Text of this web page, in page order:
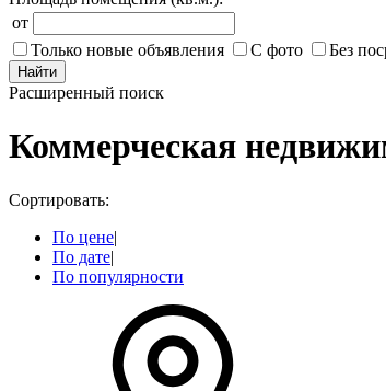
от
Только новые объявления
С фото Без
Найти
Расширенный поиск
Коммерческая
Сортировать:
По цене|
По дате|
По популярности